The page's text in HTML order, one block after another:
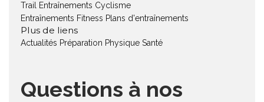
Trail
Entraînements Cyclisme
Entraînements Fitness Plans d'entraînements
Plus de liens
Actualités Préparation Physique Santé
Questions à nos